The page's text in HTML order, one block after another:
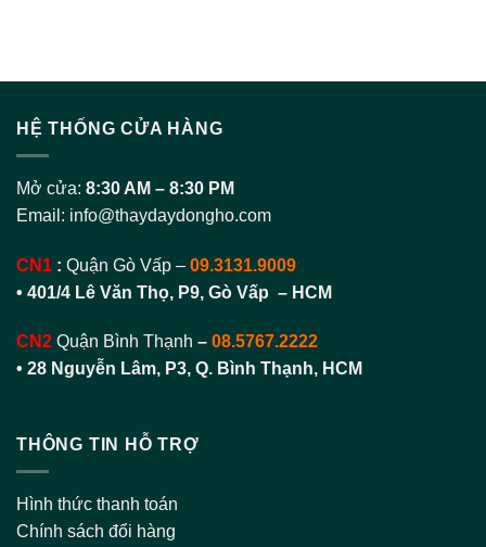
HỆ THỐNG CỬA HÀNG
Mở cửa: 8:30 AM – 8:30 PM
Email: info@thaydaydongho.com
CN1 : Quận Gò Vấp – 09.3131.9009
• 401/4 Lê Văn Thọ, P9, Gò Vấp – HCM
CN2 Quận Bình Thạnh – 08.5767.2222
• 28 Nguyễn Lâm, P3, Q. Bình Thạnh, HCM
THÔNG TIN HỖ TRỢ
Hình thức thanh toán
Chính sách đổi hàng